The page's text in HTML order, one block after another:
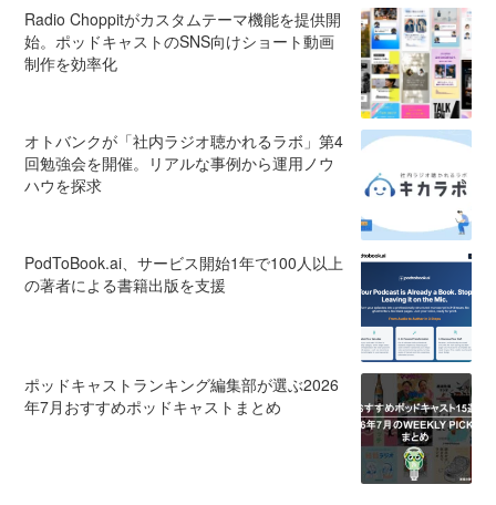
Radio Choppitがカスタムテーマ機能を提供開
始。ポッドキャストのSNS向けショート動画
制作を効率化
オトバンクが「社内ラジオ聴かれるラボ」第4
回勉強会を開催。リアルな事例から運用ノウ
ハウを探求
PodToBook.ai、サービス開始1年で100人以上
の著者による書籍出版を支援
ポッドキャストランキング編集部が選ぶ2026
年7月おすすめポッドキャストまとめ